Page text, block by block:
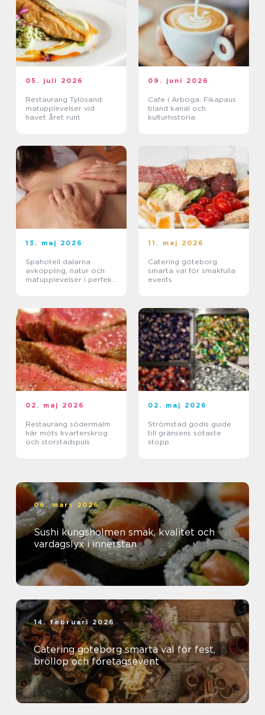
05. juli 2026
Restaurang Tylösand:
matupplevelser vid
havet året runt
09. juni 2026
Cafe i Arboga: Fikapaus
bland kanal och
kulturhistoria
13. maj 2026
Spahotell dalarna
avkoppling, natur och
matupplevelser i perfekt
11. maj 2026
Catering göteborg
smarta val för smakfulla
events
02. maj 2026
Restaurang södermalm
här möts kvarterskrog
och storstadspuls
02. maj 2026
Strömstad godis guide
till gränsens sötaste
stopp
06. mars 2026
Sushi kungsholmen smak, kvalitet och
vardagslyx i innerstan
14. februari 2026
Catering göteborg smarta val för fest,
bröllop och företagsevent